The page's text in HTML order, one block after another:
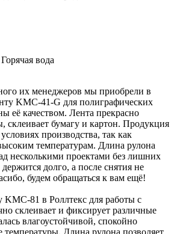
Горячая вода
их менеджеров мы приобрели в
KMC-41-G для полиграфических
её качеством. Лента прекрасно
склеивает бумагу и картон. Продукция
производства, так как
температурам. Длина рулона
несколькими проектами без лишних
долго, а после снятия не
будем обращаться к вам ещё!
81 в Роллтекс для работы с
склеивает и фиксирует различные
влагоустойчивой, спокойно
температуры. Длина рулона позволяет